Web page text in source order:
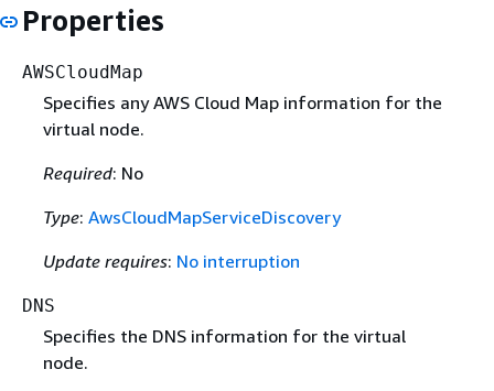
Properties
AWSCloudMap
Specifies any AWS Cloud Map information for the
virtual node.
Required: No
Type: AwsCloudMapServiceDiscovery
Update requires: No interruption
DNS
Specifies the DNS information for the virtual
node.